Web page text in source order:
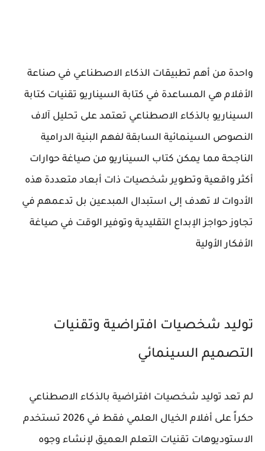
واحدة من أهم تطبيقات الذكاء الاصطناعي في صناعة
الأفلام هي المساعدة في كتابة السيناريو تقنيات كتابة
السيناريو بالذكاء الاصطناعي تعتمد على تحليل آلاف
النصوص السينمائية السابقة لفهم البنية الدرامية
الناجحة مما يمكن كتاب السيناريو من صياغة حوارات
أكثر واقعية وتطوير شخصيات ذات أبعاد متعددة هذه
الأدوات لا تهدف إلى استبدال المبدعين بل تدعمهم في
تجاوز حواجز الإبداع التقليدية وتوفير الوقت في صياغة
الأفكار الأولية
توليد شخصيات افتراضية وتقنيات
التصميم السينمائي
لم تعد توليد شخصيات افتراضية بالذكاء الاصطناعي
حكراً على أفلام الخيال العلمي فقط في 2026 تستخدم
الاستوديوهات تقنيات التعلم العميق لإنشاء وجوه